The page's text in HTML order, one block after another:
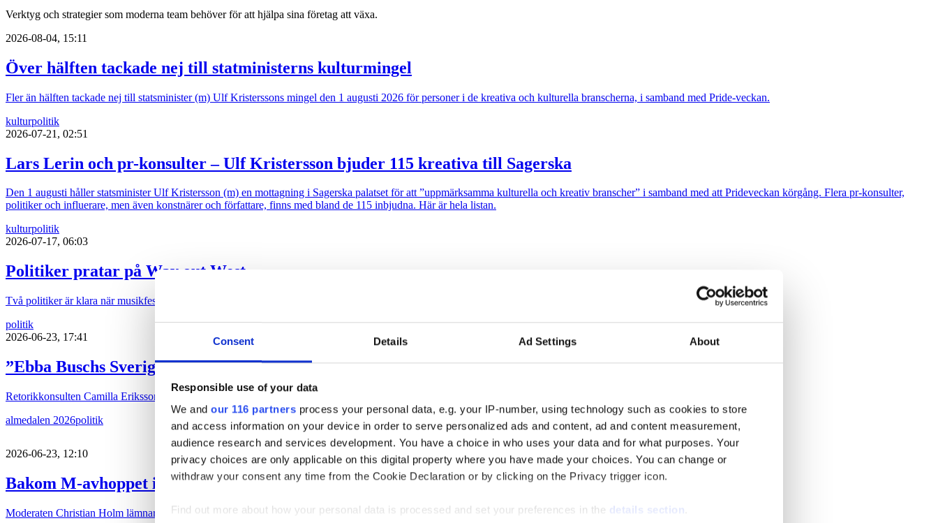
Consent Details Ad Settings About
Responsible use of your data
We and our 116 partners process your personal data, e.g. your IP-number, using technology such as cookies to store
and access information on your device in order to serve personalized ads and content, ad and content measurement,
audience research and services development. You have a choice in who uses your data and for what purposes. Your
privacy choices are only applicable on this digital property where you have made your choices. You can change or
withdraw your consent any time from the Cookie Declaration or by clicking on the Privacy trigger icon.
Find out more about how your personal data is processed and set your preferences in the details section
Verktyg och strategier som moderna team behöver för att hjälpa sina företag att växa.
2026-08-04, 15:11
Över hälften tackade nej till statministerns kulturmingel
Fler än hälften tackade nej till statsminister (m) Ulf Kristerssons mingel den 1 augusti 2026 för personer i de kreativa och kulturella branscherna, i samband med Pride-veckan.
kulturpolitik
2026-07-21, 02:51
Lars Lerin och pr-konsulter – Ulf Kristersson bjuder 115 kreativa till Sagerska
Den 1 augusti håller statsminister Ulf Kristersson (m) en mottagning i Sagerska palatset för att ”uppmärksamma kulturella och kreativ branscher” i samband med att Prideveckan körgång. Flera pr-konsulter,
politiker och influerare, men även konstnärer och författare, finns med bland de 115 inbjudna. Här är hela listan.
kulturpolitik
2026-07-17, 06:03
Politiker pratar på Way out West
Två politiker är klara när musikfestivalen Way out West återinför samtal i programmet. Programledare är Messiah Hallberg, som vanligtvis leder Svenska Nyheter i SVT.
politik
2026-06-23, 17:41
”Ebba Buschs Sverigedröm kräver hårdare auktoritet”
Retorikkonsulten Camilla Eriksson analyserar partiledartalen i Almedalen via sin proprietära varumärkesmodell Field of Meaning. Först ut är KD-ledaren Ebba Busch tal.
almedalen 2026politik
2026-06-23, 12:10
Bakom M-avhoppet i Karlstad
Moderaten Christian Holm lämnar sina politiska uppdrag i Karlstad kommun och drar tillbaka sin kandidatur inför höstens riksdagsval. Flera källor pekar ut anledningen.